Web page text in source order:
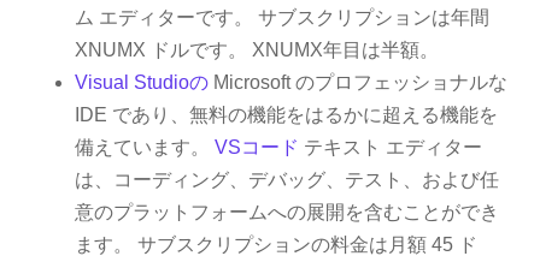
ム エディターです。 サブスクリプションは年間
XNUMX ドルです。 XNUMX年目は半額。
Visual Studioの Microsoft のプロフェッショナルな
IDE であり、無料の機能をはるかに超える機能を
備えています。VSコード テキスト エディター
は、コーディング、デバッグ、テスト、および任
意のプラットフォームへの展開を含むことができ
ます。 サブスクリプションの料金は月額 45 ド